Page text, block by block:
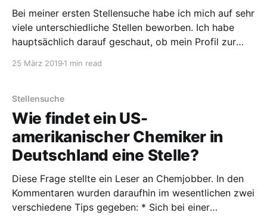
Bei meiner ersten Stellensuche habe ich mich auf sehr
viele unterschiedliche Stellen beworben. Ich habe
hauptsächlich darauf geschaut, ob mein Profil zur
ich durch die Familie etwas
25 März 2019 1 min read
Stellensuche
Wie findet ein US-
amerikanischer Chemiker in
Deutschland eine Stelle?
Diese Frage stellte ein Leser an Chemjobber. In den
Kommentaren wurden daraufhin im wesentlichen zwei
verschiedene Tips gegeben: * Sich bei einer